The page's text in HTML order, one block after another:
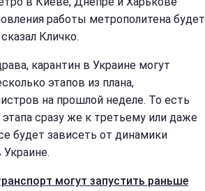
работы метрополитена будет
Кличко.
карантин в Украине могут
этапов из плана,
на прошлой неделе. То есть
сразу же к третьему или даже
будет зависеть от динамики
могут запустить раньше